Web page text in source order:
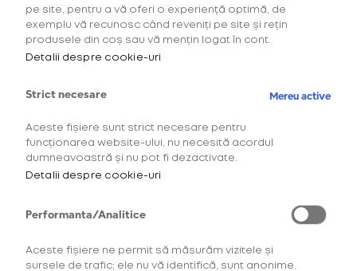
pret de 3
63,00 Lei
pe site, pentru a vă oferi o experiență optimă, de
exemplu vă recunosc când reveniți pe site și rețin
produsele din coș sau vă mențin logat în cont.
Detalii despre cookie-uri
Strict necesare Mereu active
Aceste fișiere sunt strict necesare pentru
funcționarea website-ului, nu necesită acordul
dumneavoastră și nu pot fi dezactivate.
Detalii despre cookie-uri
Performanta/Analitice
Aceste fișiere ne permit să măsurăm vizitele și
sursele de trafic; ele nu vă identifică, sunt anonime.